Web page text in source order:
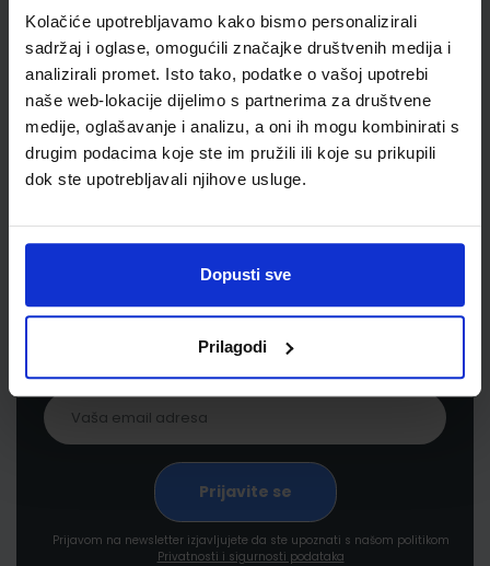
Kolačiće upotrebljavamo kako bismo personalizirali
sadržaj i oglase, omogućili značajke društvenih medija i
analizirali promet. Isto tako, podatke o vašoj upotrebi
naše web-lokacije dijelimo s partnerima za društvene
medije, oglašavanje i analizu, a oni ih mogu kombinirati s
drugim podacima koje ste im pružili ili koje su prikupili
dok ste upotrebljavali njihove usluge.
Dopusti sve
Prilagodi
Newsletter prijava
Prijavite se kako bi primali informacije o novim
pogodnostima
Prijavom na newsletter izjavljujete da ste upoznati s našom politikom
Privatnosti i sigurnosti podataka